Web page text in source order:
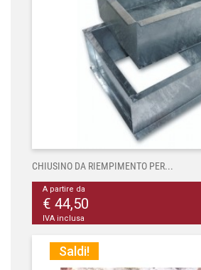
CHIUSINO DA RIEMPIMENTO PER...
A partire da
€ 44,50
IVA inclusa
Saldi!